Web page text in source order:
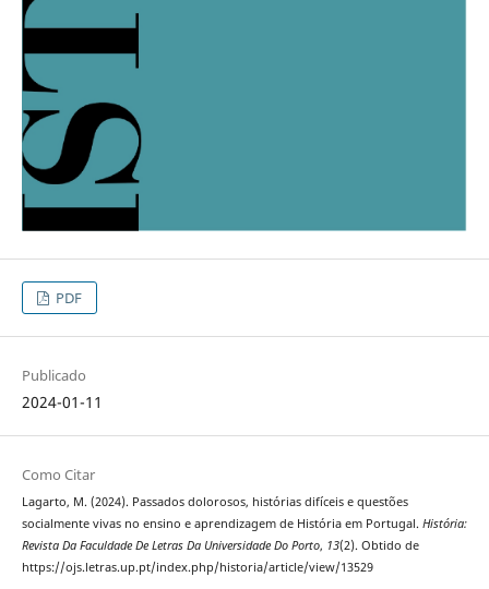
PDF
Publicado
2024-01-11
Como Citar
Lagarto, M. (2024). Passados dolorosos, histórias difíceis e questões
socialmente vivas no ensino e aprendizagem de História em Portugal. História:
Revista Da Faculdade De Letras Da Universidade Do Porto, 13(2). Obtido de
https://ojs.letras.up.pt/index.php/historia/article/view/13529